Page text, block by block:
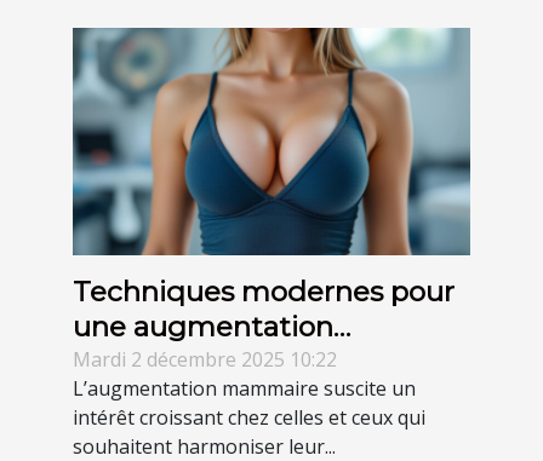
Techniques modernes pour
une augmentation
mammaire avec des
cicatrices minimales
Mardi 2 décembre 2025 10:22
L’augmentation mammaire suscite un
intérêt croissant chez celles et ceux qui
souhaitent harmoniser leur...